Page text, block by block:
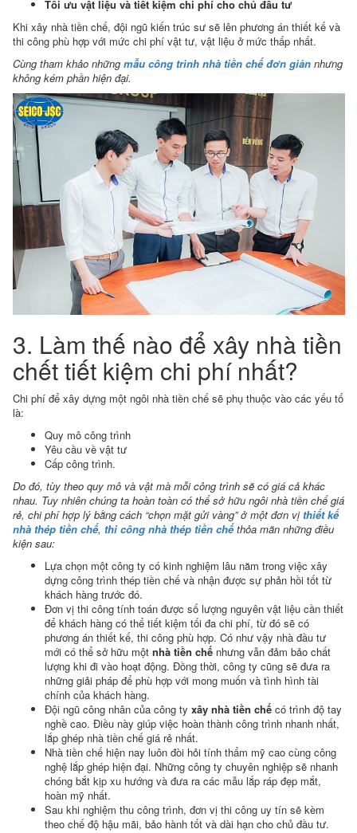
Tối ưu vật liệu và tiết kiệm chi phí cho chủ đầu tư
Khi xây nhà tiền chế, đội ngũ kiến trúc sư sẽ lên phương án thiết kế và
thi công phù hợp với mức chi phí vật tư, vật liệu ở mức thấp nhất.
Cùng tham khảo những mẫu công trình nhà tiền chế đơn giản nhưng
không kém phần hiện đại.
3. Làm thế nào để xây nhà tiền
chết tiết kiệm chi phí nhất?
Chi phí để xây dựng một ngôi nhà tiền chế sẽ phụ thuộc vào các yếu tố
là:
Quy mô công trình
Yêu cầu về vật tư
Cấp công trình.
Do đó, tùy theo quy mô và vật mà mỗi công trình sẽ có giá cả khác
nhau. Tuy nhiên chúng ta hoàn toàn có thể sở hữu ngôi nhà tiền chế giá
rẻ, chi phí hợp lý bằng cách “chọn mặt gửi vàng” ở một đơn vị thiết kế
nhà thép tiền chế, thi công nhà thép tiền chế thỏa mãn những điều
kiện sau:
Lựa chọn một công ty có kinh nghiệm lâu năm trong việc xây
dựng công trình thép tiền chế và nhận được sự phản hồi tốt từ
khách hàng trước đó.
Đơn vị thi công tính toán được số lượng nguyên vật liệu cần thiết
để khách hàng có thể tiết kiệm tối đa chi phí, từ đó sẽ có
phương án thiết kế, thi công phù hợp. Có như vậy nhà đầu tư
mới có thể sở hữu một nhà tiền chế nhưng vẫn đảm bảo chất
lượng khi đi vào hoạt động. Đồng thời, công ty cũng sẽ đưa ra
những giải pháp để phù hợp với mong muốn và tình hình tài
chính của khách hàng.
Đội ngũ công nhân của công ty xây nhà tiền chế có trình độ tay
nghề cao. Điều này giúp việc hoàn thành công trình nhanh nhất,
lắp ghép nhà tiền chế giá rẻ nhất.
Nhà tiền chế hiện nay luôn đòi hỏi tính thẩm mỹ cao cùng công
nghệ lắp ghép hiện đại. Những công ty chuyên nghiệp sẽ nhanh
chóng bắt kịp xu hướng và đưa ra các mẫu lắp ráp đẹp mắt,
hoàn mỹ nhất.
Sau khi nghiệm thu công trình, đơn vị thi công uy tín sẽ kèm
theo chế độ hậu mãi, bảo hành tốt và dài hạn cho chủ đầu tư.